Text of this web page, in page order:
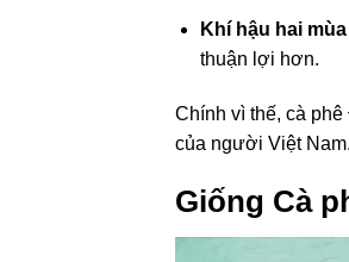
Khí hậu hai
thuận lợi hơn.
Chính vì thế, cà
của người Việt Nam.
Giống Cà